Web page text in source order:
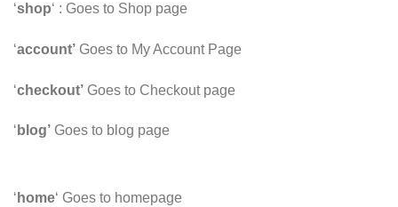
‘shop‘ : Goes to Shop page
‘account’ Goes to My Account Page
‘checkout’ Goes to Checkout page
‘ blog’ Goes to blog page
‘ home‘ Goes to homepage